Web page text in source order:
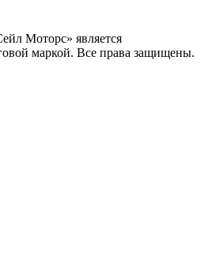
Моторс» является
маркой. Все права защищены.